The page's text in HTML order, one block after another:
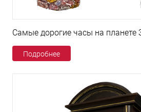
Самые дорогие часы на планете
Подробнее